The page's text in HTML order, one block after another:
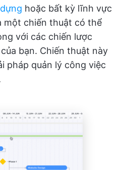
hoặc bất kỳ lĩnh vực
một chiến thuật có thể
với các chiến lược
bạn. Chiến thuật này
pháp quản lý công việc